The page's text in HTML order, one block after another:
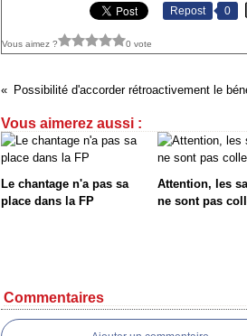
Repost 0
Vous aimez ? 0 vote
Vous aimerez aussi :
Le chantage n'a pas sa
place dans la FP
Attention, les
ne sont pas
Commentaires